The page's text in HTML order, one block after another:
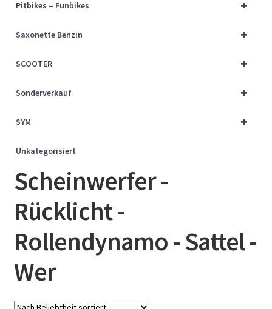
+
Pitbikes – Funbikes
+
Saxonette Benzin
+
SCOOTER
+
Sonderverkauf
+
SYM
Unkategorisiert
Scheinwerfer -
Rücklicht -
Rollendynamo - Sattel -
Wer